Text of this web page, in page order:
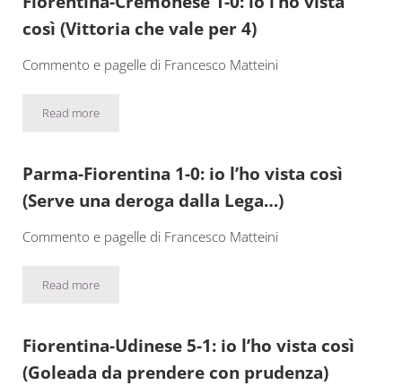
così (Vittoria che vale per 4)
Commento e pagelle di Francesco Matteini
Read moreFiorentina-Cremonese 1-0: io l’ho vista così (Vittoria che vale
Parma-Fiorentina 1-0: io l’ho vista così
(Serve una deroga dalla Lega…)
Commento e pagelle di Francesco Matteini
Read moreParma-Fiorentina 1-0: io l’ho vista così (Serve una deroga dalla
Fiorentina-Udinese 5-1: io l’ho vista così
(Goleada da prendere con prudenza)